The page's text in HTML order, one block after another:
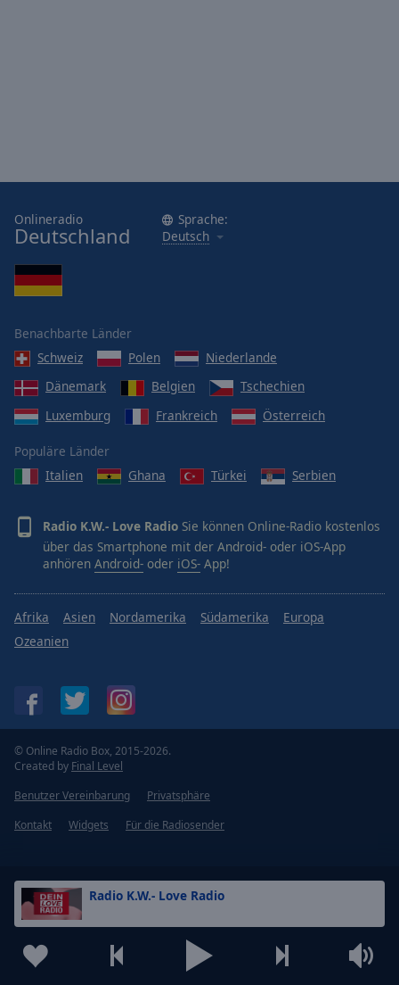
Radio K.W.- Love Radio
Onlineradio
Deutschland
Sprache:
Deutsch
Benachbarte Länder
Schweiz
Polen
Niederlande
Dänemark
Belgien
Tschechien
Luxemburg
Frankreich Österreich
Populäre Länder
Italien
Ghana Türkei Serbien
Radio K.W.- Love Radio Sie können Online-Radio kostenlos
über das Smartphone mit der Android- oder iOS-App
anhören Android- oder iOS- App!
Afrika Asien Nordamerika Südamerika
Europa
Ozeanien
© Online Radio Box, 2015-2026.
Created by Final Level
Benutzer Vereinbarung
Privatsphäre
Kontakt
Widgets Für die Radiosender